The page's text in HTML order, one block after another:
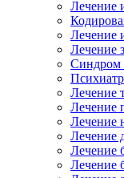
Лечение
Лечение
Лечение
Синдром
Лечение
Лечение
Лечение
Лечение
Лечение
Лечение